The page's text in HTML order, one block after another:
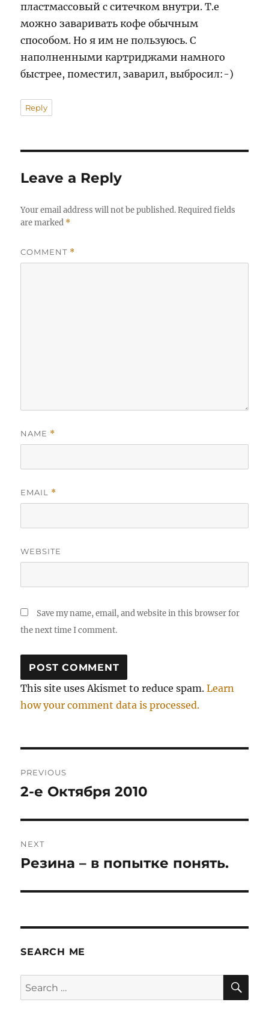
пластмассовый с ситечком внутри. Т.е
можно заваривать кофе обычным
способом. Но я им не пользуюсь. С
наполненными картриджами намного
быстрее, поместил, заварил, выбросил:-)
Reply
Leave a Reply
Your email address will not be published. Required fields
are marked *
COMMENT *
NAME *
EMAIL *
WEBSITE
Save my name, email, and website in this browser for
the next time I comment.
This site uses Akismet to reduce spam.Learn
how your comment data is processed.
navigation
PREVIOUS
Previous
2-е Октября 2010
NEXT
Next
Резина – в попытке понять.
SEARCH ME
Search
for: